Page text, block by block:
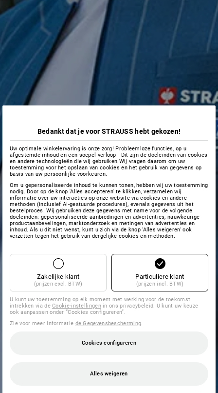
Bedankt dat je voor STRAUSS hebt gekozen!
Uw optimale winkelervaring is onze zorg! Probleemloze functies, op u
afgestemde inhoud en een soepel verloop - Dit zijn de doeleinden van cookies
en andere technologieën die wij gebruiken.Wij vragen daarom om uw
toestemming voor het opslaan van cookies en het gebruik van gegevens op
basis van uw persoonlijke voorkeuren.
Om u gepersonaliseerde inhoud te kunnen tonen, hebben wij uw toestemming
nodig. Door op de knop 'Alles accepteren' te klikken, verzamelen wij
informatie over uw interacties op onze website via cookies en andere
methoden (inclusief AI-gestuurde procedures), evenals gegevens uit het
bestelproces. Wij gebruiken deze gegevens met name voor de volgende
doeleinden: gepersonaliseerde aanbiedingen en advertenties, nauwkeurige
productaanbevelingen, marktonderzoek en metingen van advertenties en
inhoud. Als u dit niet wenst, kunt u zich via de knop 'Alles weigeren' ook
verzetten tegen het gebruik van dergelijke cookies en methoden.
Zakelijke klant
(prijzen excl. BTW)
Particuliere klant
(prijzen incl. BTW)
U kunt uw toestemming op elk moment met werking voor de toekomst
intrekken via deCookie-instellingenin ons privacybeleid. U kunt uw keuze
ook aanpassen onder “Cookies configureren”.
Zie voor meer informatie de Gegevensbescherming
Cookies configureren
Alles weigeren